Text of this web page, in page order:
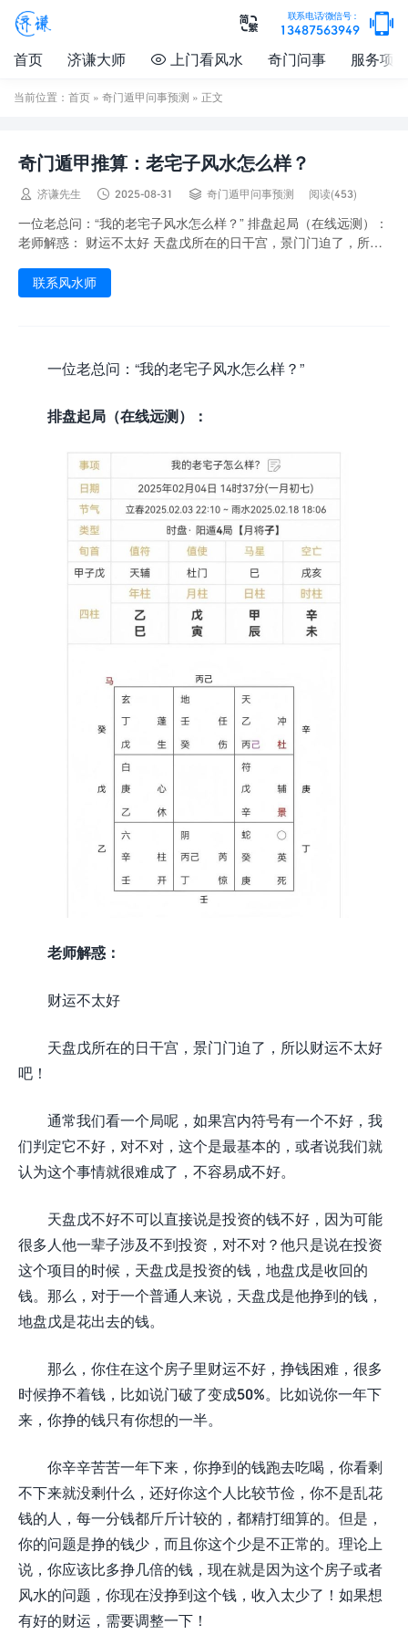
联系电话/微信号：
13487563949 

首页 济谦大师  上门看风水 奇门问事 服务项目
当前位置： 首页 » 奇门遁甲问事预测 » 正文
奇门遁甲推算：老宅子风水怎么样？
 济谦先生  2025-08-31  奇门遁甲问事预测 阅读(453)
一位老总问：“我的老宅子风水怎么样？” 排盘起局（在线远测）：
老师解惑： 财运不太好 天盘戊所在的日干宫，景门门迫了，所以
联系风水师
一位老总问：“我的老宅子风水怎么样？”
排盘起局（在线远测）：
老师解惑：
财运不太好
天盘戊所在的日干宫，景门门迫了，所以财运不太好
吧！
通常我们看一个局呢，如果宫内符号有一个不好，我
们判定它不好，对不对，这个是最基本的，或者说我们就
认为这个事情就很难成了，不容易成不好。
天盘戊不好不可以直接说是投资的钱不好，因为可能
很多人他一辈子涉及不到投资，对不对？他只是说在投资
这个项目的时候，天盘戊是投资的钱，地盘戊是收回的
钱。那么，对于一个普通人来说，天盘戊是他挣到的钱，
地盘戊是花出去的钱。
那么，你住在这个房子里财运不好，挣钱困难，很多
时候挣不着钱，比如说门破了变成50%。比如说你一年下
来，你挣的钱只有你想的一半。
你辛辛苦苦一年下来，你挣到的钱跑去吃喝，你看剩
不下来就没剩什么，还好你这个人比较节俭，你不是乱花
钱的人，每一分钱都斤斤计较的，都精打细算的。但是，
你的问题是挣的钱少，而且你这个少是不正常的。理论上
说，你应该比多挣几倍的钱，现在就是因为这个房子或者
风水的问题，你现在没挣到这个钱，收入太少了！如果想
有好的财运，需要调整一下！